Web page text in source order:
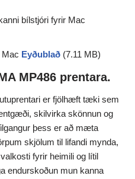
bílstjóri fyrir Mac
Mac Eyðublað (7.11 MB)
MP486 prentara.
er fjölhæft tæki sem
skilvirka skönnun og
þess er að mæta
skjölum til lifandi mynda,
fyrir heimili og lítil
endurskoðun mun kanna